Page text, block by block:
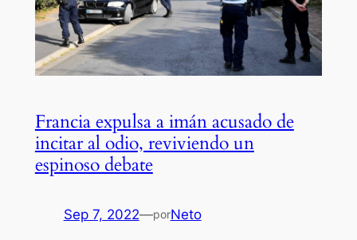
Francia expulsa a imán acusado de
incitar al odio, reviviendo un
espinoso debate
Sep 7, 2022—porNeto